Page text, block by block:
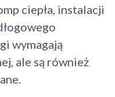
ciepła, instalacji
wymagają
ale są również